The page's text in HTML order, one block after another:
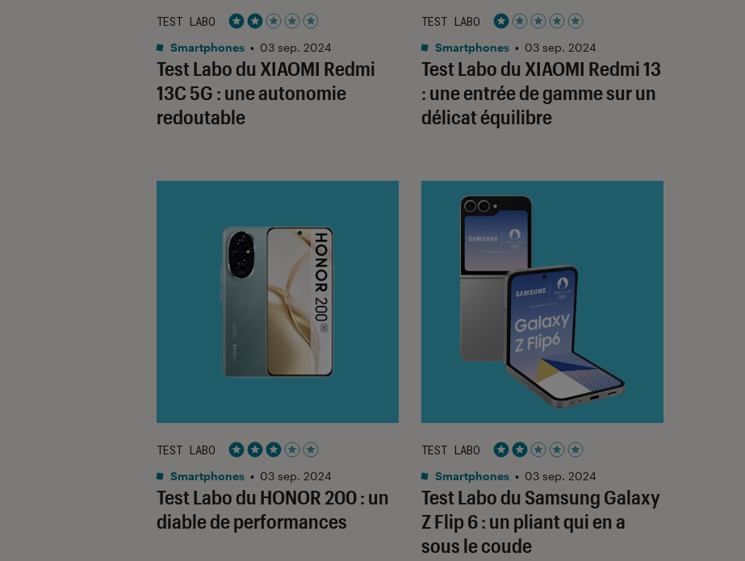
Test Labo du XIAOMI Redmi
13C 5G : une autonomie
redoutable
TEST LABO
Noté 2 étoiles sur 5
Smartphones • 03 sep. 2024
Test Labo du XIAOMI Redmi 13
: une entrée de gamme sur un
délicat équilibre
TEST LABO
Noté 1 étoiles sur 5
Smartphones • 03 sep. 2024
Test Labo du HONOR 200 : un
diable de performances
TEST LABO
Noté 3 étoiles sur 5
Smartphones • 03 sep. 2024
Test Labo du Samsung Galaxy
Z Flip 6 : un pliant qui en a
sous le coude
TEST LABO
Noté 2 étoiles sur 5
Smartphones • 03 sep. 2024